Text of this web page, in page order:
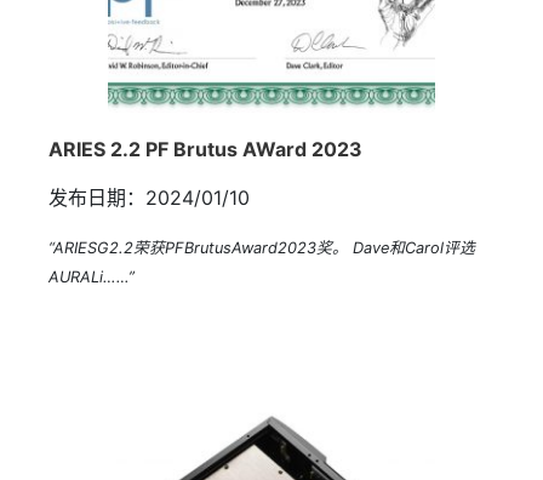
ARIES 2.2 PF Brutus AWard 2023
发布日期：2024/01/10
“ARIESG2.2荣获PFBrutusAward2023奖。 Dave和Carol评选
AURALi……”